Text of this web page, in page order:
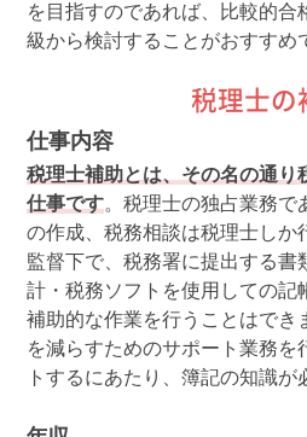
を目指すのであれば、比較的合
級から検討することがおすすめ
税理士の
仕事内容
税理士補助とは、その名の通り
仕事です。税理士の独占業務で
の作成、税務相談は税理士しか
監督下で、税務署に提出する書
計・税務ソフトを使用しての記
補助的な作業を行うことはでき
を減らすためのサポート業務を
トするにあたり、簿記の知識が